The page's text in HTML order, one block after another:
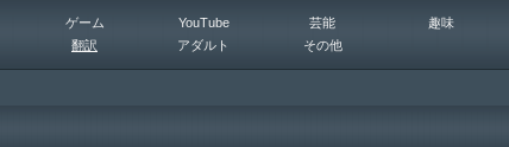
ゲーム YouTube 芸能
趣味
翻訳 アダルト その他